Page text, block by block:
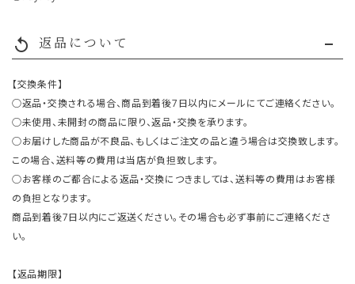
replay 返品について
【交換条件】
○返品・交換される場合、商品到着後7日以内にメールにてご連絡ください。
○未使用、未開封の商品に限り、返品・交換を承ります。
○お届けした商品が不良品、もしくはご注文の品と違う場合は交換致します。
この場合、送料等の費用は当店が負担致します。
○お客様のご都合による返品・交換につきましては、送料等の費用はお客様
の負担となります。
商品到着後7日以内にご返送ください。その場合も必ず事前にご連絡くださ
い。
【返品期限】